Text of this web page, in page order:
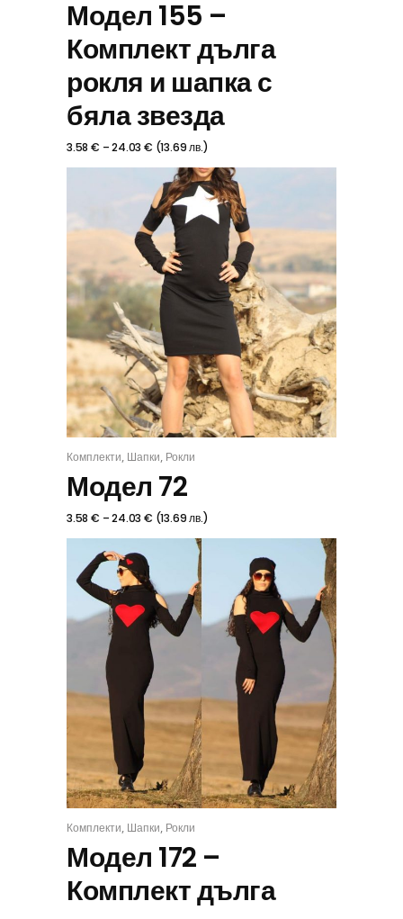
Модел 155 –
Комплект дълга
рокля и шапка с
бяла звезда
3.58 € –24.03€ (13.69лв.)
КОМПЛЕКТ
Комплекти, Шапки, Рокли
Модел 72
3.58 € –24.03€ (13.69лв.)
КОМПЛЕКТ
Комплекти, Шапки, Рокли
Модел 172 –
Комплект дълга